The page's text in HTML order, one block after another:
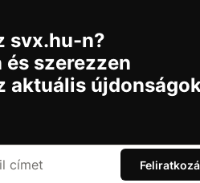
svx.hu-n?
szerezzen
aktuális